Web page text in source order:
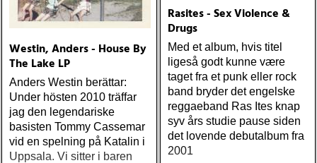
Westin, Anders - House By
The Lake LP
Anders Westin berättar:
Under hösten 2010 träffar
jag den legendariske
basisten Tommy Cassemar
vid en spelning på Katalin i
Uppsala. Vi sitter i baren
Rasites - Sex Violence &
Drugs
Med et album, hvis titel
ligeså godt kunne være
taget fra et punk eller rock
band bryder det engelske
reggaeband Ras Ites knap
syv års studie pause siden
det lovende debutalbum fra
2001